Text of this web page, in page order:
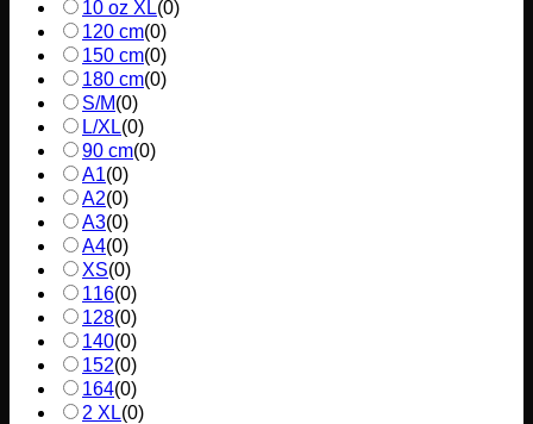
10 oz XL(0)
120 cm(0)
150 cm(0)
180 cm(0)
S/M(0)
L/XL(0)
90 cm(0)
A1(0)
A2(0)
A3(0)
A4(0)
XS(0)
116(0)
128(0)
140(0)
152(0)
164(0)
2 XL(0)